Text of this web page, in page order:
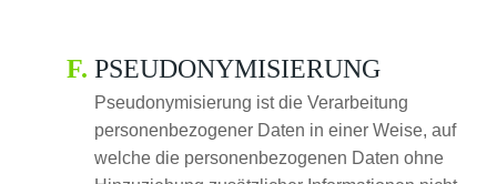
PSEUDONYMISIERUNG
Pseudonymisierung ist die Verarbeitung
personenbezogener Daten in einer Weise, auf
welche die personenbezogenen Daten ohne